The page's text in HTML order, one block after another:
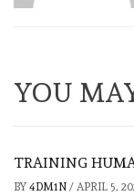
YOU
TRAINING
BY 4DM1N / APRIL 5,